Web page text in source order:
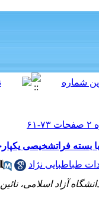
بسته فراتشخیصی
طباطبایی نژاد
آزاد اسلامی،